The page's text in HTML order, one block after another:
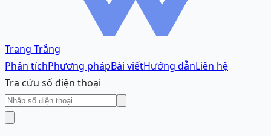
Trang Trắng
Phân tíchPhương phápBài viếtHướng dẫnLiên hệ
Tra cứu số điện thoại